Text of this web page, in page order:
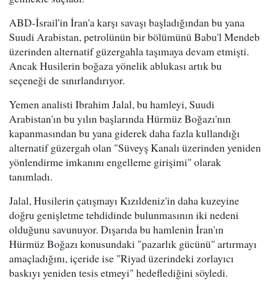
ABD-İsrail'in İran'a karşı savaşı başladığından bu yana
Suudi Arabistan, petrolünün bir bölümünü Babu'l Mendeb
üzerinden alternatif güzergahla taşımaya devam etmişti.
Ancak Husilerin boğaza yönelik ablukası artık bu
seçeneği de sınırlandırıyor.
Yemen analisti Ibrahim Jalal, bu hamleyi, Suudi
Arabistan'ın bu yılın başlarında Hürmüz Boğazı'nın
kapanmasından bu yana giderek daha fazla kullandığı
alternatif güzergah olan "Süveyş Kanalı üzerinden yeniden
yönlendirme imkanını engelleme girişimi" olarak
tanımladı.
Jalal, Husilerin çatışmayı Kızıldeniz'in daha kuzeyine
doğru genişletme tehdidinde bulunmasının iki nedeni
olduğunu savunuyor. Dışarıda bu hamlenin İran'ın
Hürmüz Boğazı konusundaki "pazarlık gücünü" artırmayı
amaçladığını, içeride ise "Riyad üzerindeki zorlayıcı
baskıyı yeniden tesis etmeyi" hedeflediğini söyledi.